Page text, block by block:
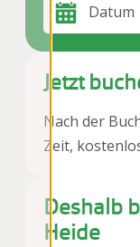
Datum
Jetzt
Nach der
Zeit,
Deshalb
Heide